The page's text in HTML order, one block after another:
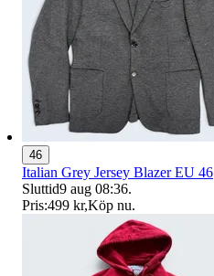
46
Italian Grey Jersey Blazer EU 46
Sluttid9 aug 08:36.
Pris:499 kr,Köp nu.